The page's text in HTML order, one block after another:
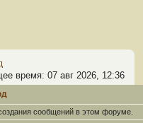
время: 07 авг 2026, 12:36
сообщений в этом форуме.